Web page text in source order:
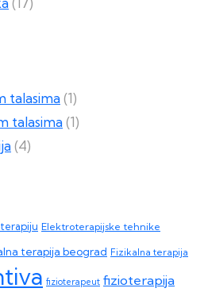
talasima (1)
talasima (1)
(4)
Elektroterapijske tehnike
terapija beograd Fizikalna terapija
fizioterapeut fizioterapija